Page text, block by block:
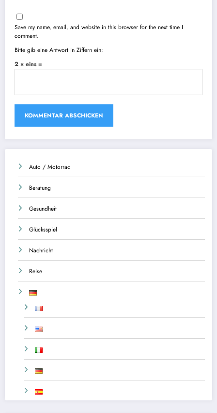
Save my name, email, and website in this browser for the next time I
comment.
Bitte gib eine Antwort in Ziffern ein:
2 × eins =
Auto / Motorrad
Beratung
Gesundheit
Glücksspiel
Nachricht
Reise